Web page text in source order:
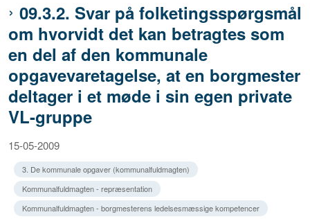
09.3.2. Svar på folketingsspørgsmål
om hvorvidt det kan betragtes som
en del af den kommunale
opgavevaretagelse, at en borgmester
deltager i et møde i sin egen private
VL-gruppe
15-05-2009
3. De kommunale opgaver (kommunalfuldmagten)
Kommunalfuldmagten - repræsentation
Kommunalfuldmagten - borgmesterens ledelsesmæssige kompetencer